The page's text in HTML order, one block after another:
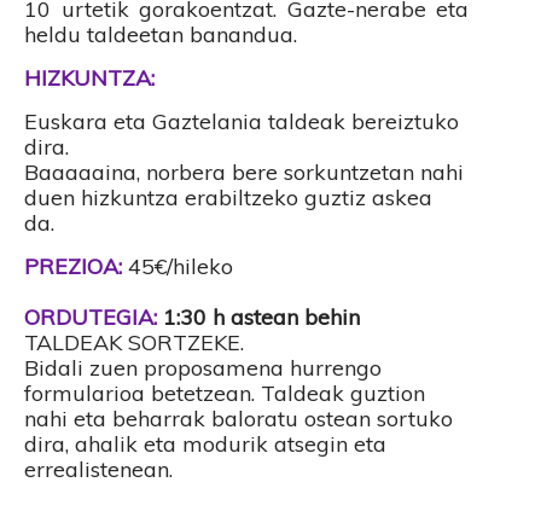
10 urtetik gorakoentzat. Gazte-nerabe eta
heldu taldeetan banandua.
HIZKUNTZA:
Euskara eta Gaztelania taldeak bereiztuko
dira.
Baaaaaina, norbera bere sorkuntzetan nahi
duen hizkuntza erabiltzeko guztiz askea
da.
PREZIOA: 45€/hileko
ORDUTEGIA: 1:30 h astean behin
TALDEAK SORTZEKE.
Bidali zuen proposamena hurrengo
formularioa betetzean. Taldeak guztion
nahi eta beharrak baloratu ostean sortuko
dira, ahalik eta modurik atsegin eta
errealistenean.